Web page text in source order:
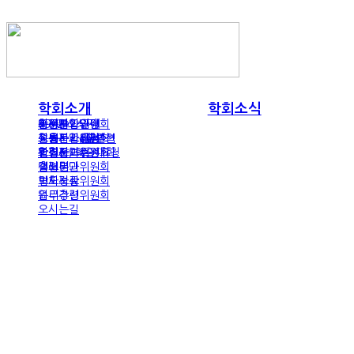
학회소개
인사말
설립목적 및 연혁
조직도
임원명단
학회정관
윤리강령
오시는길
학회소식
공지사항
교통사고&뉴스
워크샵/학술대회
갤러리
보도자료
감정분과위원회
교육분과위원회
편집분과위원회
홍보분과위원회
민사보상위원회
업무추진위원회
논문투고규정
논문심사규정
학회지
회원가입안내
회원가입신청
회원정보수정요청
4972 소식지
교통사고/솔루션
관련사이트